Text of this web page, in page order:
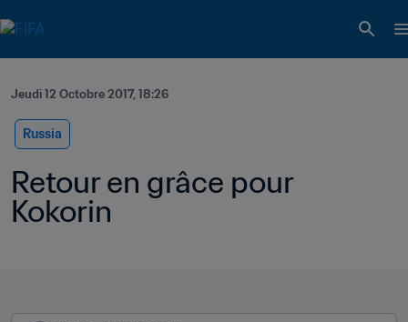
Jeudi 12 Octobre 2017, 18:26
Russia
Retour en grâce pour
Kokorin